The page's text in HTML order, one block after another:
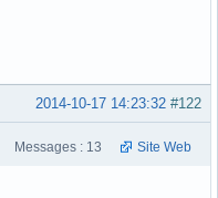
#122
2014-10-17 14:23:32
Messages : 13 Site Web